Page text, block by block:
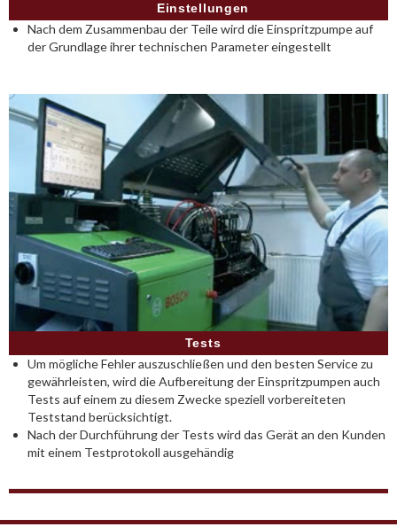
Einstellungen
Nach dem Zusammenbau der Teile wird die Einspritzpumpe auf
der Grundlage ihrer technischen Parameter eingestellt
Tests
Um mögliche Fehler auszuschließen und den besten Service zu
gewährleisten, wird die Aufbereitung der Einspritzpumpen auch
Tests auf einem zu diesem Zwecke speziell vorbereiteten
Teststand berücksichtigt.
Nach der Durchführung der Tests wird das Gerät an den Kunden
mit einem Testprotokoll ausgehändig